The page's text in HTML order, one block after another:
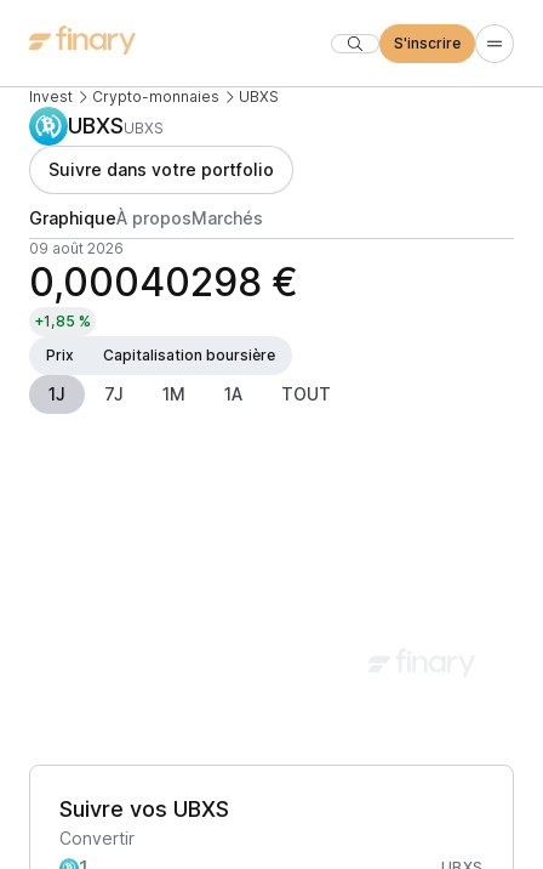
S'inscrire
Invest Crypto-monnaies UBXS
UBXSUBXS
Suivre dans votre portfolio
GraphiqueÀ proposMarchés
09 août 2026
0,00040298 €
+1,85 %
Prix
Capitalisation boursière
1J 7J 1M 1A TOUT
Suivre vos UBXS
Convertir